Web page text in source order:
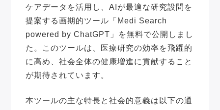
ケアデータを活用し、AIが最適な研究設問を
提案する画期的ツール「Medi Search
powered by ChatGPT」を無料で公開しまし
た。このツールは、医療研究の効率を飛躍的
に高め、社会全体の健康増進に貢献すること
が期待されています。
本ツールの主な特長と社会的意義は以下の通